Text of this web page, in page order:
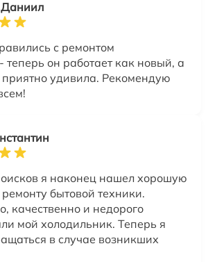
с ремонтом
теперь он работает как новый, а
приятно удивила. Рекомендую
я наконец нашел хорошую
бытовой техники.
качественно и недорого
мой холодильник. Теперь я
в случае возникших